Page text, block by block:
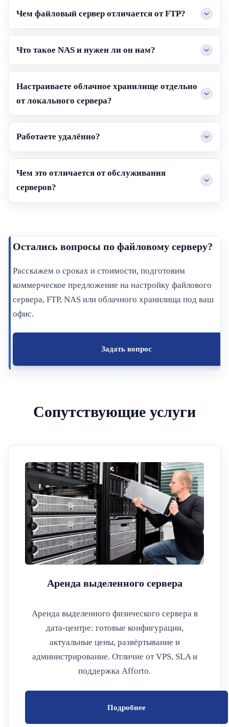
Чем файловый сервер отличается от FTP?
Что такое NAS и нужен ли он нам?
Настраиваете облачное хранилище отдельно
от локального сервера?
Работаете удалённо?
Чем это отличается от обслуживания
серверов?
Остались вопросы по файловому серверу?
Расскажем о сроках и стоимости, подготовим
коммерческое предложение на настройку файлового
сервера, FTP, NAS или облачного хранилища под ваш
офис.
Задать вопрос
Сопутствующие услуги
Аренда выделенного сервера
Аренда выделенного физического сервера в
дата-центре: готовые конфигурации,
актуальные цены, развёртывание и
администрирование. Отличие от VPS, SLA и
поддержка Afforto.
Подробнее